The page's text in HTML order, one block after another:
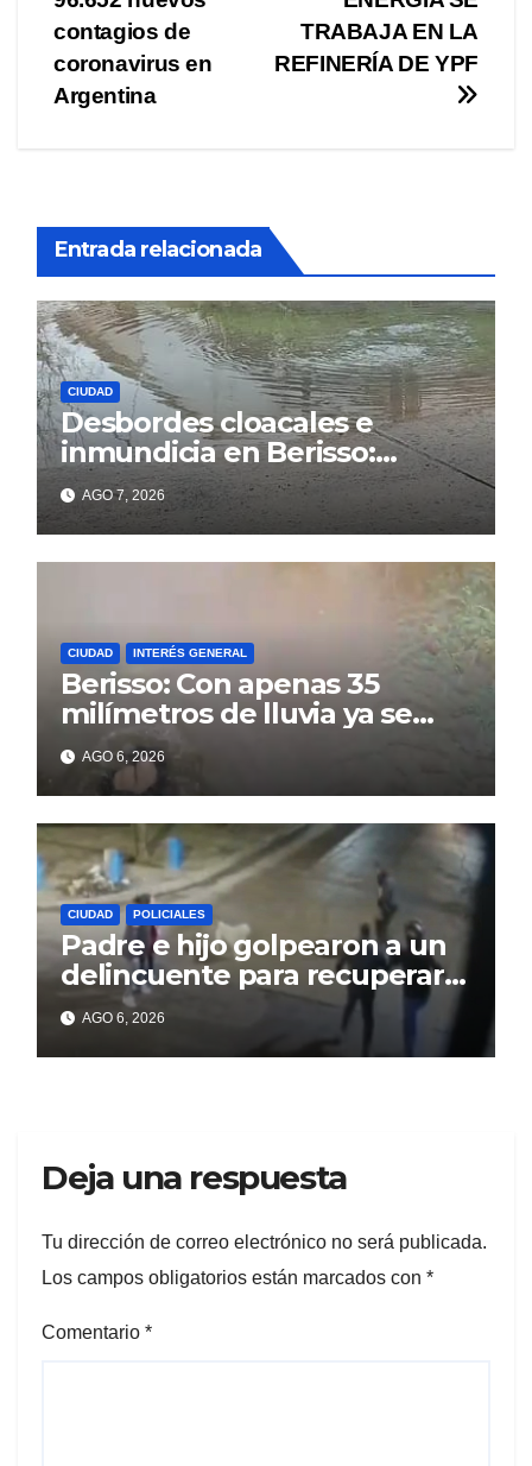
de
entradas
TRABAJA EN LA
REFINERÍA DE YPF
contagios de
coronavirus en
Argentina
Entrada relacionada
CIUDAD
Desbordes cloacales e
inmundicia en Berisso:
colapso de la red en la calle
14AGO 7, 2026
CIUDAD INTERÉS GENERAL
Berisso: Con apenas 35
milímetros de lluvia ya se
sienten los problemas
AGO 6, 2026
CIUDAD POLICIALES
Padre e hijo golpearon a un
delincuente para recuperar
un celular robado en Berisso
AGO 6, 2026
Deja una respuesta
Tu dirección de correo electrónico no será publicada.
Los campos obligatorios están marcados con *
Comentario *